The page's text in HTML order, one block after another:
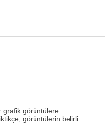
grafik görüntülere
görüntülerin belirli